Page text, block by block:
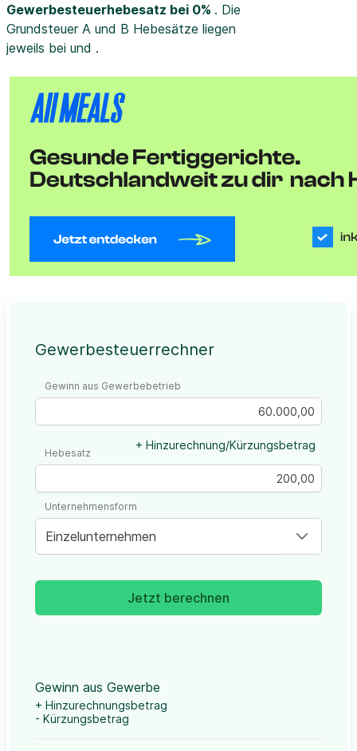
Gewerbesteuerhebesatz bei 0% . Die
Grundsteuer A und B Hebesätze liegen
jeweils bei und .
Gewerbesteuerrechner
Gewinn aus Gewerbebetrieb
+ Hinzurechnung/Kürzungsbetrag
Hebesatz
Einzelunternehmen
Unternehmensform
Jetzt berechnen
Gewinn aus Gewerbe
+ Hinzurechnungsbetrag
- Kürzungsbetrag